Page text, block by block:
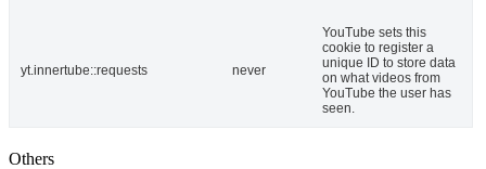
yt.innertube::requests never
YouTube sets this
cookie to register a
unique ID to store data
on what videos from
YouTube the user has
seen.
Others